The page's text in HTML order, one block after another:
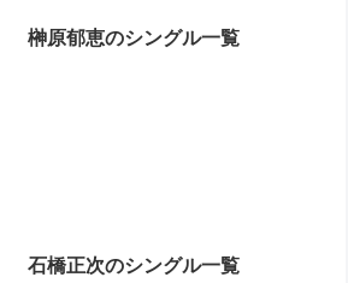
榊原郁恵のシングル一覧
石橋正次のシングル一覧